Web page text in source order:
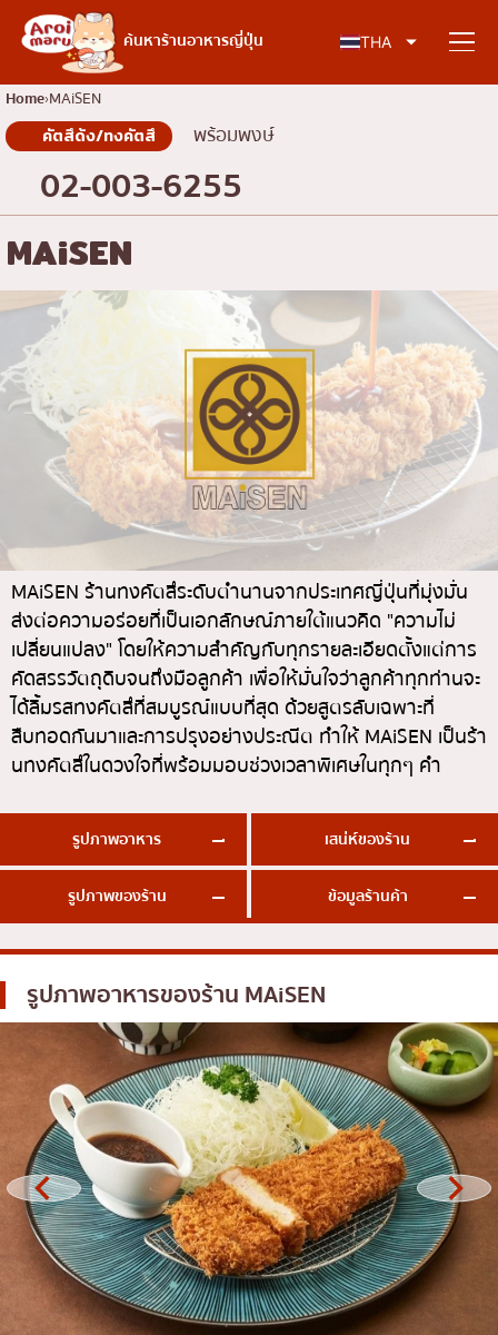
ค้นหาร้านอาหารญี่ปุ่น THA
อาหารญี่ปุ่น
ค้นหาร้านอาหาร
ค้นหาตามประเภทอาหาร
ซูชิ
ราเมง
อิซากายะ
ปิ้งย่างญี่ปุ่น/ยากินิกุ
คัตสึด้ง/ทงคัตสึ
ชาบูชาบู/สุกี้ยากี้
แกงกะหรี่ญี่ปุ่น
ไก่ย่างเสียบไม้สไตล์ญี่ปุ่น
โซบะ/อุด้ง
ขนมหวานญี่ปุ่น
เทมปุระ
โอมากาเสะ
ซาชิมิ/อาหารทะเล
อาหารตะวันตกสไตล์ญี่ปุ่น
ปลาไหลย่าง
ข้าวปั้นญี่ปุ่น
ปู
โอโคโนมิยากิ/เทปปันยากิ
ด้ง (ข้าวหน้าต่างๆ)
บุฟเฟต์
มิชลิน
สเต็ก
ของทอดเสียบไม้
หม้อไฟญี่ปุ่น
ของย่างเสียบไม้/เครื่องในย่าง
ค้นหาตามพื้นที่
เจริญกรุง
ธนบุรี
สยาม
ทองหล่อ
เอกมัย
พร้อมพงษ์
อโศก
อารีย์
สีลม
สาทร
พระราม 9
รัชดา
พระโขนง
เพลินจิต
ชิดลม
บางนา
นานา
อุดมสุข
ศรีราชา
ไอคอนสยาม
เซ็นทรัลเวิลด์
นนทบุรี
เชียงใหม่
คอลัมน์ความรู้
บทความพิเศษ
บทความที่KOLแนะนำ
Home MAiSEN
คัตสึด้ง/ทงคัตสึ พร้อมพงษ์
02-003-6255
MAiSEN
MAiSEN ร้านทงคัตสึระดับตำนานจากประเทศญี่ปุ่นที่มุ่งมั่น
ส่งต่อความอร่อยที่เป็นเอกลักษณ์ภายใต้แนวคิด "ความไม่
เปลี่ยนแปลง" โดยให้ความสำคัญกับทุกรายละเอียดตั้งแต่การ
คัดสรรวัตถุดิบจนถึงมือลูกค้า เพื่อให้มั่นใจว่าลูกค้าทุกท่านจะ
ได้ลิ้มรสทงคัตสึที่สมบูรณ์แบบที่สุด ด้วยสูตรลับเฉพาะที่
สืบทอดกันมาและการปรุงอย่างประณีต ทำให้ MAiSEN เป็นร้า
นทงคัตสึในดวงใจที่พร้อมมอบช่วงเวลาพิเศษในทุกๆ คำ
รูปภาพอาหาร เสน่ห์ของร้าน
รูปภาพของร้าน ข้อมูลร้านค้า
รูปภาพอาหารของร้าน MAiSEN